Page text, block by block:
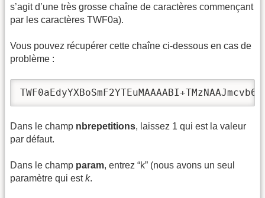
s’agit d’une très grosse chaîne de caractères commençant
par les caractères TWF0a).
Vous pouvez récupérer cette chaîne ci-dessous en cas de
problème :
Dans le champ nbrepetitions, laissez 1 qui est la valeur
par défaut.
Dans le champ param, entrez “k” (nous avons un seul
paramètre qui estk.